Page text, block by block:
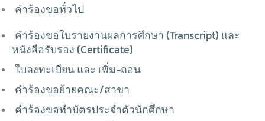
คำร้องขอทั่วไป
คำร้องขอใบรายงานผลการศึกษา (Transcript) และ
หนังสือรับรอง (Certificate)
ใบลงทะเบียน และ เพิ่ม-ถอน
คำร้องขอย้ายคณะ/สาขา
คำร้องขอทำบัตรประจำตัวนักศึกษา